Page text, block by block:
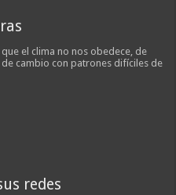
el clima no nos obedece, de
cambio con patrones difíciles de
redes